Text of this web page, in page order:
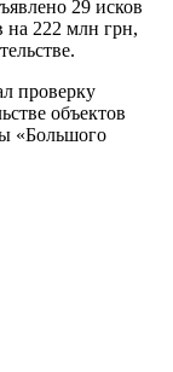
29 исков
на 222 млн грн,
проверку
объектов
«Большого